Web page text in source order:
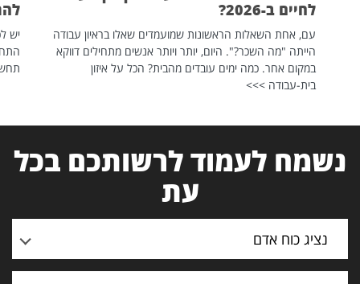
לחיים ב-2026?
עם, אחת השאלות הראשונות שמועמדים שאלו בראיון עבודה
הייתה "מה השכר?". היום, יותר ויותר אנשים מתחילים דווקא
במקום אחר. כמה ימים עובדים מהבית? הכל על איזון
בית-עבודה >>>
יש
נשמח לעמוד לרשותכם בכל
עת
נציג כוח אדם